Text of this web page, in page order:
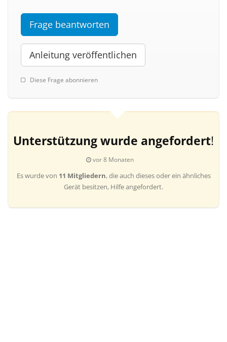
Frage beantworten
Anleitung veröffentlichen
Diese Frage abonnieren
Unterstützung wurde angefordert!
vor 8 Monaten
Es wurde von 11 Mitgliedern, die auch dieses oder ein ähnliches
Gerät besitzen, Hilfe angefordert.